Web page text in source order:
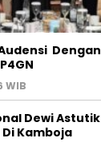
Dengan
WIB
Dewi Astutik
Di Kamboja